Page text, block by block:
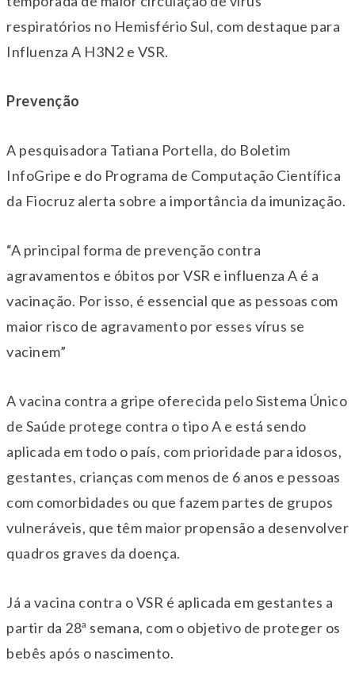
respiratórios no Hemisfério Sul, com destaque para
Influenza A H3N2 e VSR.
Prevenção
A pesquisadora Tatiana Portella, do Boletim
InfoGripe e do Programa de Computação Científica
da Fiocruz alerta sobre a importância da imunização.
“A principal forma de prevenção contra
agravamentos e óbitos por VSR e influenza A é a
vacinação. Por isso, é essencial que as pessoas com
maior risco de agravamento por esses vírus se
vacinem”
A vacina contra a gripe oferecida pelo Sistema Único
de Saúde protege contra o tipo A e está sendo
aplicada em todo o país, com prioridade para idosos,
gestantes, crianças com menos de 6 anos e pessoas
com comorbidades ou que fazem partes de grupos
vulneráveis, que têm maior propensão a desenvolver
quadros graves da doença.
Já a vacina contra o VSR é aplicada em gestantes a
partir da 28ª semana, com o objetivo de proteger os
bebês após o nascimento.